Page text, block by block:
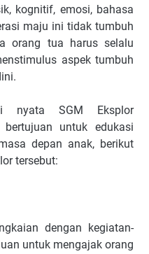
kognitif, emosi, bahasa
maju ini tidak tumbuh
orang tua harus selalu
aspek tumbuh
nyata SGM Eksplor
untuk edukasi
depan anak, berikut
tersebut:
dengan kegiatan-
untuk mengajak orang